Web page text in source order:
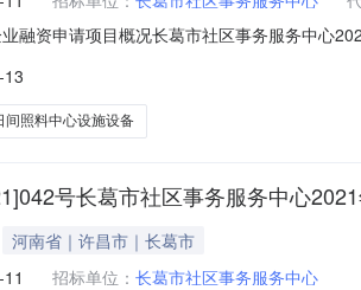
融资申请项目概况长葛市社区事务服务中心
料下载”）；4.2在投标截止时间前均可登录《
间照料中心设施设备
号长葛市社区事务服务中心
河南省｜许昌市｜长葛市
招标单位： 长葛市社区事务服务中心